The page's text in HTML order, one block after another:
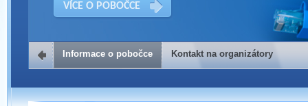
VÍCE O POBOČCE
Kontakt na organizátory
Pokud máte jakýkoliv dotaz na organizátory této akce,
prosím neváhejte nás kontaktovat na e-mailu:
Informace o pobočce Kontakt na organizátory